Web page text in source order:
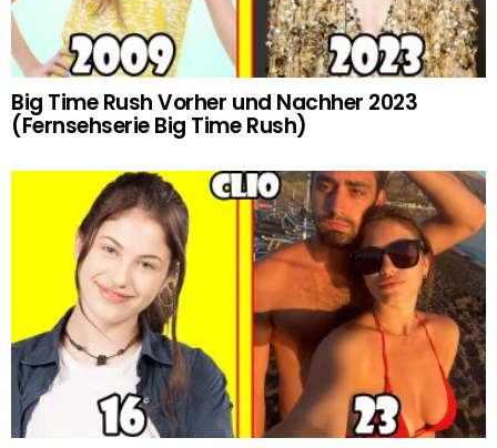
Big Time Rush Vorher und Nachher 2023
(Fernsehserie Big Time Rush)